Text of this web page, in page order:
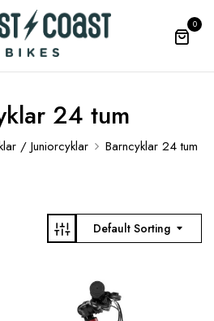
0
24 tum
/ Juniorcyklar Barncyklar 24 tum
Default Sorting